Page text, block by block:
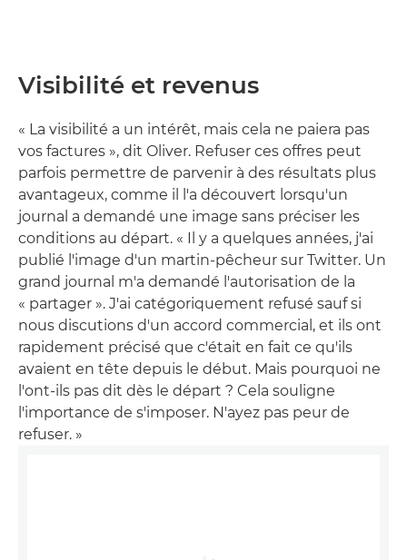
Visibilité et revenus
« La visibilité a un intérêt, mais cela ne paiera pas
vos factures », dit Oliver. Refuser ces offres peut
parfois permettre de parvenir à des résultats plus
avantageux, comme il l'a découvert lorsqu'un
journal a demandé une image sans préciser les
conditions au départ. « Il y a quelques années, j'ai
publié l'image d'un martin-pêcheur sur Twitter. Un
grand journal m'a demandé l'autorisation de la
« partager ». J'ai catégoriquement refusé sauf si
nous discutions d'un accord commercial, et ils ont
rapidement précisé que c'était en fait ce qu'ils
avaient en tête depuis le début. Mais pourquoi ne
l'ont-ils pas dit dès le départ ? Cela souligne
l'importance de s'imposer. N'ayez pas peur de
refuser. »